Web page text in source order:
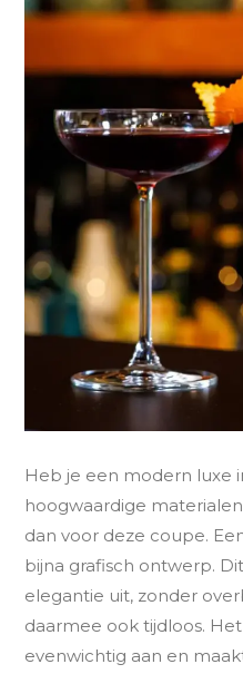
Heb je een modern luxe
hoogwaardige
dan voor deze coupe.
bijna grafisch ontwerp.
elegantie uit, zonder
daarmee ook tijdloos.
evenwichtig aan en